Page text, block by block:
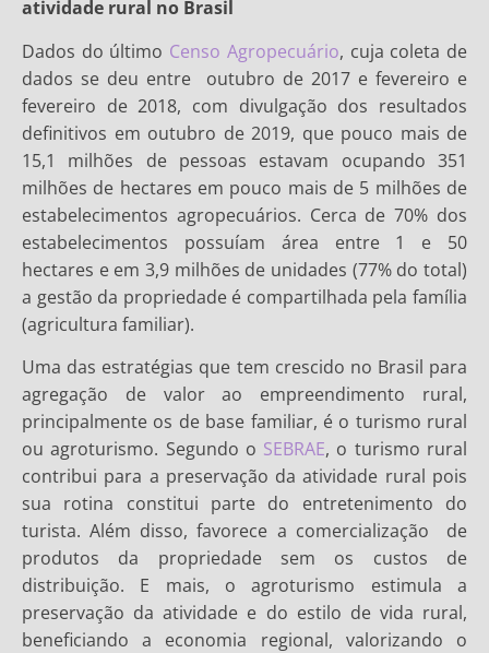
atividade rural no Brasil
Dados do último Censo Agropecuário, cuja coleta de
dados se deu entre outubro de 2017 e fevereiro e
fevereiro de 2018, com divulgação dos resultados
definitivos em outubro de 2019, que pouco mais de
15,1 milhões de pessoas estavam ocupando 351
milhões de hectares em pouco mais de 5 milhões de
estabelecimentos agropecuários. Cerca de 70% dos
estabelecimentos possuíam área entre 1 e 50
hectares e em 3,9 milhões de unidades (77% do total)
a gestão da propriedade é compartilhada pela família
(agricultura familiar).
Uma das estratégias que tem crescido no Brasil para
agregação de valor ao empreendimento rural,
principalmente os de base familiar, é o turismo rural
ou agroturismo. Segundo o SEBRAE, o turismo rural
contribui para a preservação da atividade rural pois
sua rotina constitui parte do entretenimento do
turista. Além disso, favorece a comercialização de
produtos da propriedade sem os custos de
distribuição. E mais, o agroturismo estimula a
preservação da atividade e do estilo de vida rural,
beneficiando a economia regional, valorizando o